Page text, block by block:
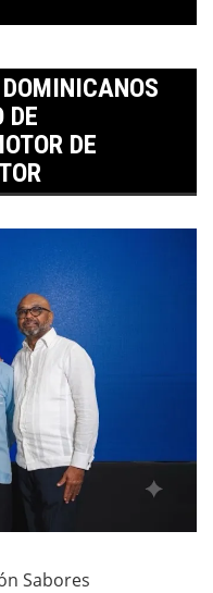
DE
DE
Sabores